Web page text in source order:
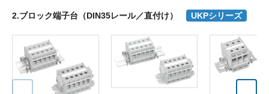
2.ブロック端子台（DIN35レール／直付け） UKPシリーズ